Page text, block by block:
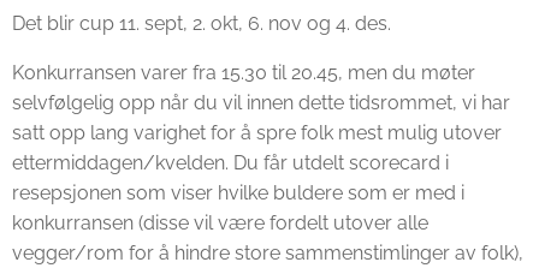
Det blir cup 11. sept, 2. okt, 6. nov og 4. des.
Konkurransen varer fra 15.30 til 20.45, men du møter
selvfølgelig opp når du vil innen dette tidsrommet, vi har
satt opp lang varighet for å spre folk mest mulig utover
ettermiddagen/kvelden. Du får utdelt scorecard i
resepsjonen som viser hvilke buldere som er med i
konkurransen (disse vil være fordelt utover alle
vegger/rom for å hindre store sammenstimlinger av folk),